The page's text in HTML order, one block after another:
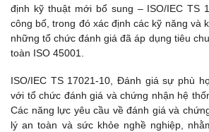
định kỹ thuật mới bổ sung – ISO/IEC TS
công bố, trong đó xác định các kỹ năng và
những tổ chức đánh giá đã áp dụng tiêu
toàn ISO 45001.
ISO/IEC TS 17021-10, Đánh giá sự phù
với tổ chức đánh giá và chứng nhận hệ
Các năng lực yêu cầu về đánh giá và
lý an toàn và sức khỏe nghề nghiệp,